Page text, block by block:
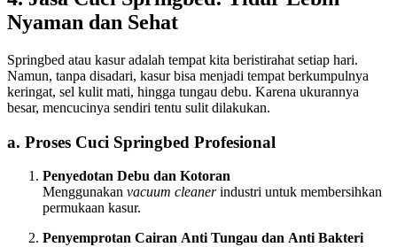
Nyaman dan Sehat
Springbed atau kasur adalah tempat kita beristirahat setiap hari.
Namun, tanpa disadari, kasur bisa menjadi tempat berkumpulnya
keringat, sel kulit mati, hingga tungau debu. Karena ukurannya
besar, mencucinya sendiri tentu sulit dilakukan.
a. Proses Cuci Springbed Profesional
Penyedotan Debu dan Kotoran
Menggunakan vacuum cleanerindustri untuk membersihkan
permukaan kasur.
Penyemprotan Cairan Anti Tungau dan Anti Bakteri